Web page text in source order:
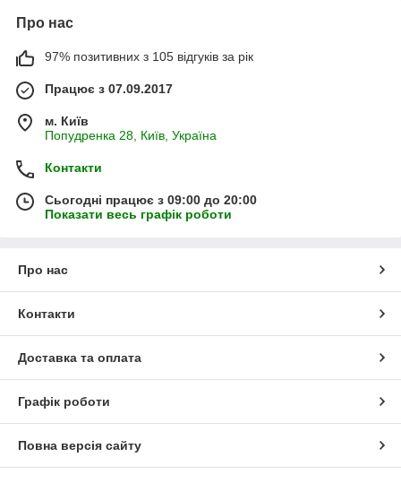
Про нас
97% позитивних з 105 відгуків за рік
Працює з 07.09.2017
м. Київ
Попудренка 28, Київ, Україна
Контакти
Сьогодні працює з 09:00 до 20:00
Показати весь графік роботи
Про нас
Контакти
Доставка та оплата
Графік роботи
Повна версія сайту